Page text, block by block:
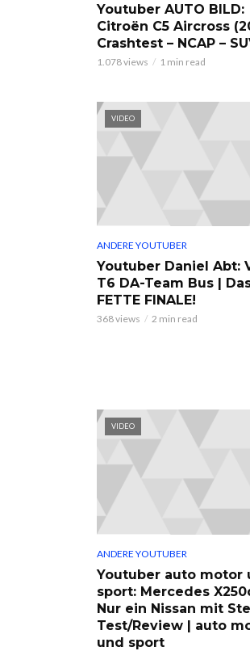
Youtuber AUTO BILD:
Citroën C5 Aircross
Crashtest – NCAP –
1.078 views 1 min read
VIDEO
ANDERE YOUTUBER
Youtuber Daniel Abt:
T6 DA-Team Bus |
FETTE FINALE!
368 views 2 min read
VIDEO
ANDERE YOUTUBER
Youtuber auto motor
sport: Mercedes
Nur ein Nissan mit
Test/Review | auto
und sport